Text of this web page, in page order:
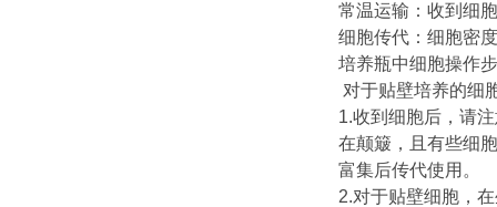
常温运输：收到细
细胞传代：细胞密
培养瓶中细胞操作
对于贴壁培养的细
1.收到细胞后，请
在颠簸，且有些细
富集后传代使用。
2.对于贴壁细胞，